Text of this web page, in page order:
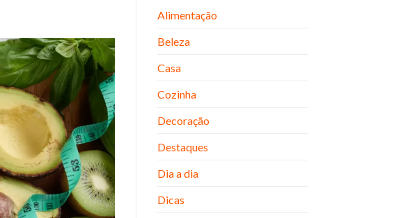
Alimentação
Beleza
Casa
Cozinha
Decoração
Destaques
Dia a dia
Dicas